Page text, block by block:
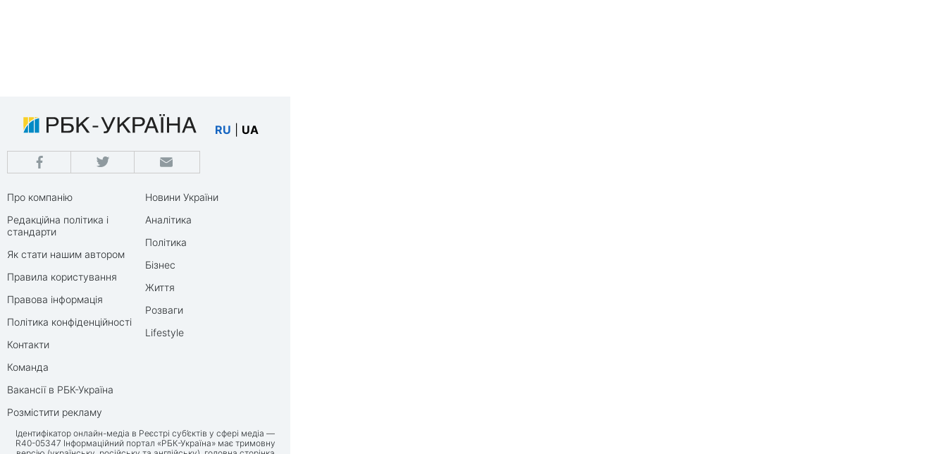
RU UA
Про компанію
Редакційна політика і
стандарти
Як стати нашим автором
Правила користування
Правова інформація
Політика конфіденційності
Контакти
Команда
Вакансії в РБК-Україна
Розмістити рекламу
Новини України
Аналітика
Політика
Бізнес
Життя
Розваги
Lifestyle
Ідентифікатор онлайн-медіа в Реєстрі суб’єктів у сфері медіа —
R40-05347 Інформаційний портал «РБК-Україна» має тримовну